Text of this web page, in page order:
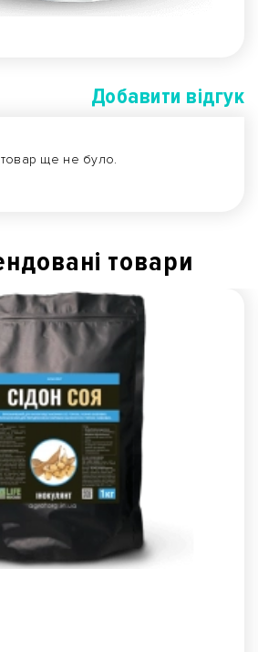
Добавити вiдгук
товар ще не було.
товари